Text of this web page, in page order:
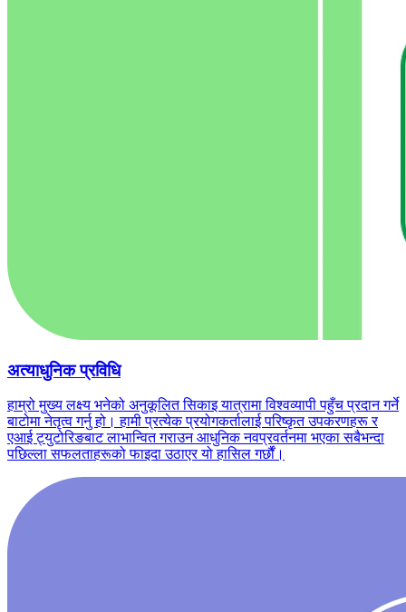
अत्याधुनिक प्रविधि
हाम्रो मुख्य लक्ष्य भनेको अनुकूलित सिकाइ यात्रामा विश्वव्यापी पहुँच प्रदान गर्ने
बाटोमा नेतृत्व गर्नु हो। हामी प्रत्येक प्रयोगकर्तालाई परिष्कृत उपकरणहरू र
एआई ट्युटोरिङबाट लाभान्वित गराउन आधुनिक नवप्रवर्तनमा भएका सबैभन्दा
पछिल्ला सफलताहरूको फाइदा उठाएर यो हासिल गर्छौं।